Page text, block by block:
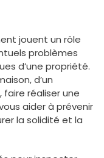
jouent un rôle
problèmes
d’une propriété.
d’un
faire réaliser une
aider à prévenir
la solidité et la